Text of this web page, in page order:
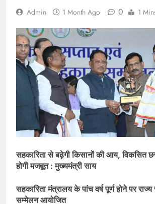
Admin 1 Month Ago 0 1
सहकारिता से बढ़ेगी किसानों की आय, विकसित
होगी मजबूत : मुख्यमंत्री साय
सहकारिता मंत्रालय के पांच वर्ष पूर्ण होने पर
सम्मेलन आयोजित